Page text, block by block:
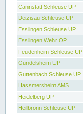
Cannstatt Schleuse UP
Deizisau Schleuse UP
Esslingen Schleuse UP
Esslingen Wehr OP
Feudenheim Schleuse UP
Gundelsheim UP
Guttenbach Schleuse UP
Hassmersheim AMS
Heidelberg UP
Heilbronn Schleuse UP